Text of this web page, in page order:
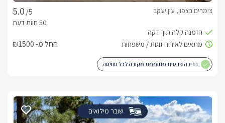
/5
צימרים בצפון, עין יעקב
החל מ- ₪1500
בריכה פרטית מחוממת מקורה לכל סוויטה
שובר מילואים